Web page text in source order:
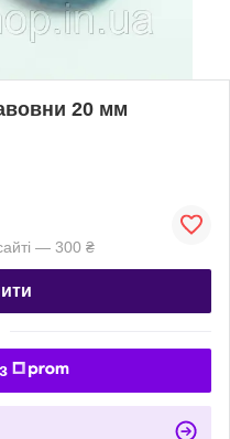
20 мм
— 300 ₴